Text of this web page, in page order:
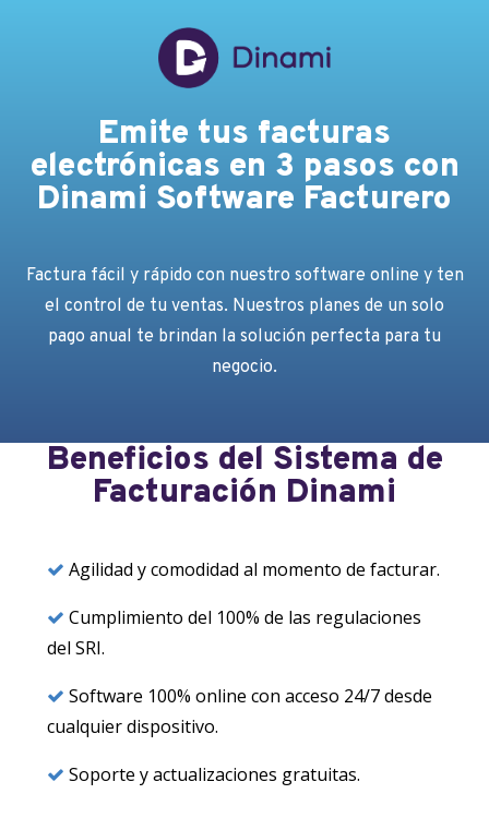
Emite tus facturas
electrónicas en 3 pasos con
Dinami Software Facturero
Factura fácil y rápido con nuestro software online y ten
el control de tu ventas. Nuestros planes de un solo
pago anual te brindan la solución perfecta para tu
negocio.
Beneficios del Sistema de
Facturación Dinami
Agilidad y comodidad al momento de facturar.
Cumplimiento del 100% de las regulaciones
del SRI.
Software 100% online con acceso 24/7 desde
cualquier dispositivo.
Soporte y actualizaciones gratuitas.